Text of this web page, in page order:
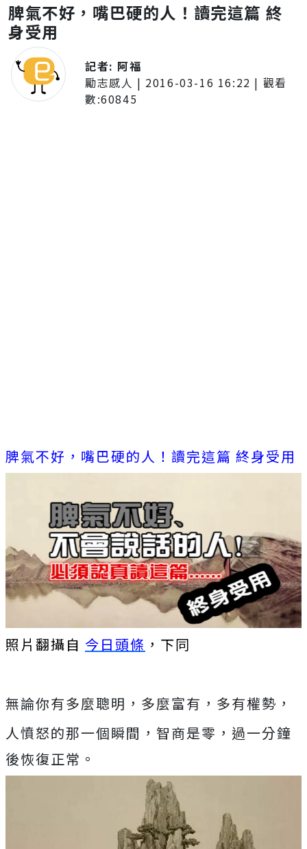
脾氣不好，嘴巴硬的人！讀完這篇 終
身受用
記者: 阿福
勵志感人 | 2016-03-16 16:22 | 觀看
數:60845
脾氣不好，嘴巴硬的人！讀完這篇 終身受用
照片翻攝自 今日頭條 ，下同
無論你有多麼聰明，多麼富有，多有權勢，
人憤怒的那一個瞬​​間，智商是零，過一分鐘
後恢復正常。